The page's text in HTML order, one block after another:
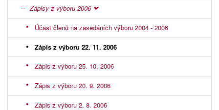
Zápisy z výboru 2006
Účast členů na zasedáních výboru 2004 - 2006
Zápis z výboru 22. 11. 2006
Zápis z výboru 25. 10. 2006
Zápis z výboru 20. 9. 2006
Zápis z výboru 2. 8. 2006